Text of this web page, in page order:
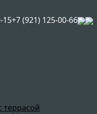
15+7 (921) 125-00-66
террасой